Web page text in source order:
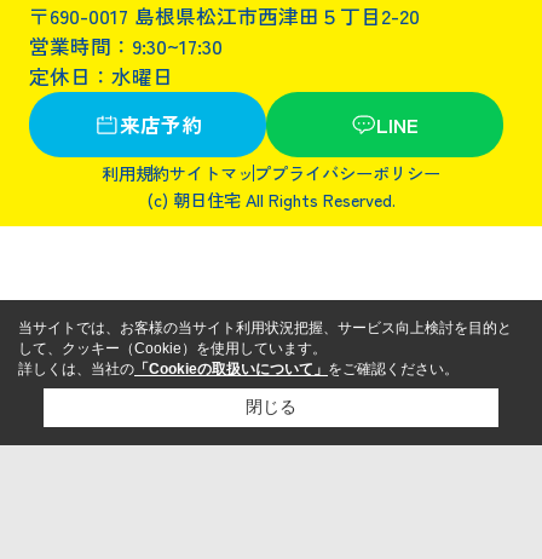
〒690-0017 島根県松江市西津田５丁目2-20
営業時間：9:30~17:30
定休日：水曜日
来店予約
LINE
利用規約サイトマッププライバシーポリシー
(c) 朝日住宅 All Rights Reserved.
当サイトでは、お客様の当サイト利用状況把握、サービス向上検討を目的と
して、クッキー（Cookie）を使用しています。
詳しくは、当社の 「Cookieの取扱いについて」 をご確認ください。
閉じる